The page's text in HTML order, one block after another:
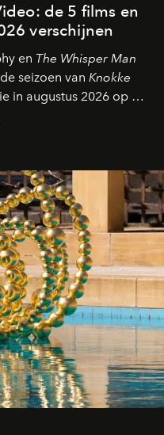
de 5 films en
verschijnen
en The Whisper Man
seizoen van Knokke
in augustus 2026 op de